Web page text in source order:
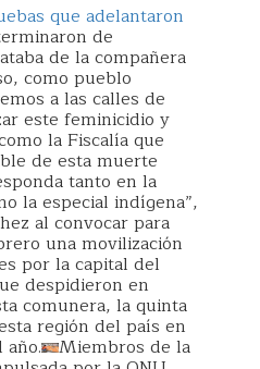
que adelantaron
de
de la compañera
como pueblo
a las calles de
este feminicidio y
la Fiscalía que
de esta muerte
tanto en la
la especial indígena”,
al convocar para
una movilización
por la capital del
despidieron en
comunera, la quinta
región del país en
Miembros de la